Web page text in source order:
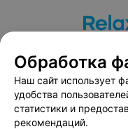
Вакансии
Публичный
Обработка
Наш сайт использует
удобства
статистики и
рекомендаций.